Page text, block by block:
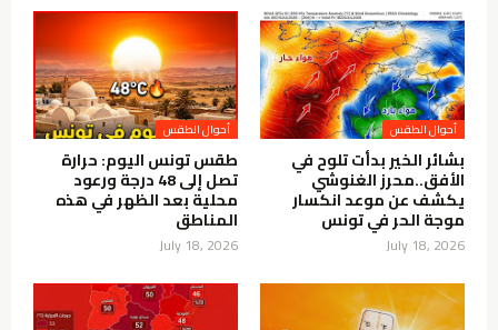
أحوال الطقس
بشائر الخير بدأت تلوح في
الأفق..محرز الغنوشي
يكشف عن موعد انكسار
موجة الحر في تونس
July 18, 2026
أحوال الطقس
طقس تونس اليوم: حرارة
تصل إلى 48 درجة ورعود
محلية بعد الظهر في هذه
المناطق
July 18, 2026